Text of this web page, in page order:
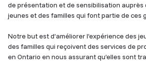
de présentation et de sensibilisation auprès
jeunes et des familles qui font partie de ces
Notre but est d’améliorer l’expérience des
des familles qui reçoivent des services de
en Ontario en nous assurant qu’elles sont